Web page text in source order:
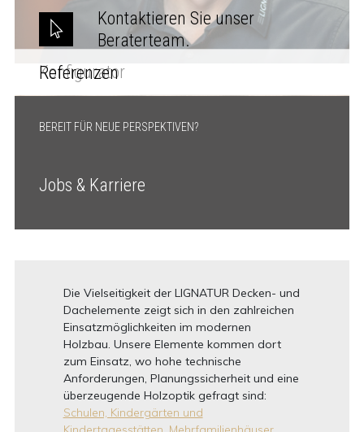
Kontaktieren Sie unser
Beraterteam.
Konfigurator
Referenzen
BEREIT FÜR NEUE PERSPEKTIVEN?
Jobs & Karriere
Die Vielseitigkeit der LIGNATUR Decken- und
Dachelemente zeigt sich in den zahlreichen
Einsatzmöglichkeiten im modernen
Holzbau. Unsere Elemente kommen dort
zum Einsatz, wo hohe technische
Anforderungen, Planungssicherheit und eine
überzeugende Holzoptik gefragt sind:
Schulen, Kindergärten und